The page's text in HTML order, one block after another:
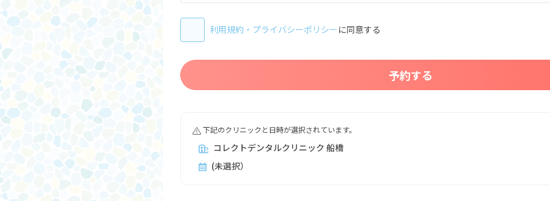
利用規約・ プライバシーポリシー に同意する
予約する
下記のクリニックと日時が選択されています。
コレクトデンタルクリニック 船橋
(未選択）